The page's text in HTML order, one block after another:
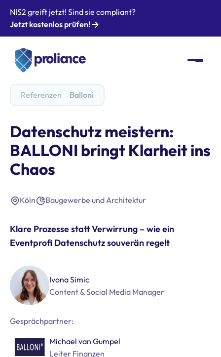
NIS2 greift jetzt! Sind sie compliant?
Jetzt kostenlos prüfen!
Referenzen Balloni
Datenschutz meistern:
BALLONI bringt Klarheit ins
Chaos
Köln Baugewerbe und Architektur
Klare Prozesse statt Verwirrung – wie ein
Eventprofi Datenschutz souverän regelt
Ivona Simic
Content & Social Media Manager
Gesprächpartner:
Michael van Gumpel
Leiter Finanzen